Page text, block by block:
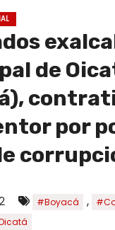
de
por
#Boyacá ,